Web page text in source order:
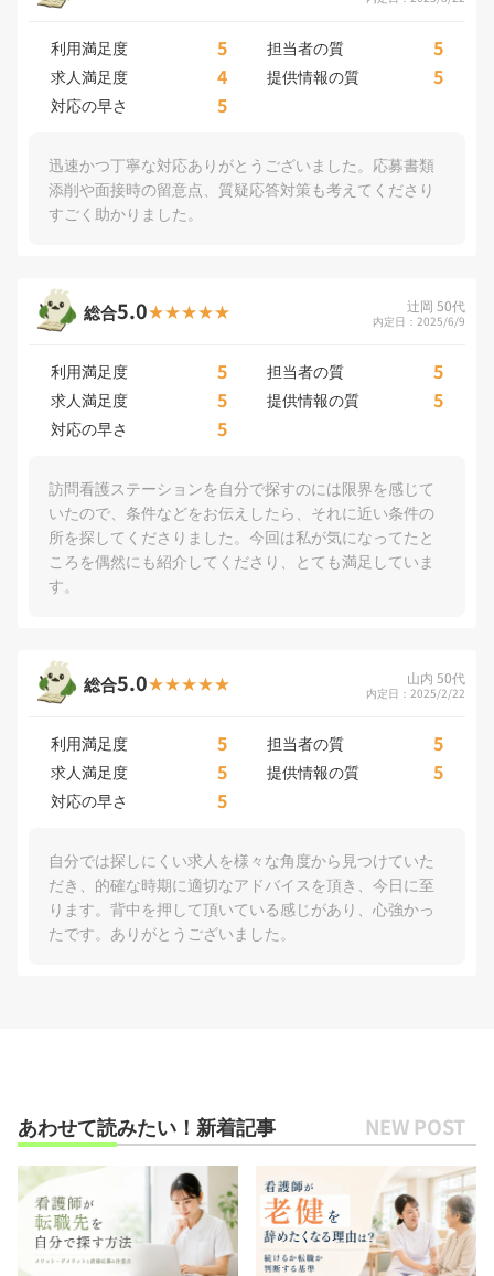
利用満足度 5 担当者の質 5
求人満足度 4 提供情報の質 5
対応の早さ 5
迅速かつ丁寧な対応ありがとうございました。応募書類
添削や面接時の留意点、質疑応答対策も考えてくださり
すごく助かりました。
総合5.0 辻岡 50代
内定日：2025/6/9
利用満足度 5 担当者の質 5
求人満足度 5 提供情報の質 5
対応の早さ 5
訪問看護ステーションを自分で探すのには限界を感じて
いたので、条件などをお伝えしたら、それに近い条件の
所を探してくださりました。今回は私が気になってたと
ころを偶然にも紹介してくださり、とても満足していま
す。
総合5.0 山内 50代
内定日：2025/2/22
利用満足度 5 担当者の質 5
求人満足度 5 提供情報の質 5
対応の早さ 5
自分では探しにくい求人を様々な角度から見つけていた
だき、的確な時期に適切なアドバイスを頂き、今日に至
ります。背中を押して頂いている感じがあり、心強かっ
たです。ありがとうございました。
あわせて読みたい！新着記事